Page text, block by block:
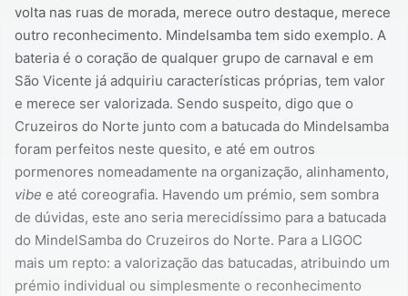
volta nas ruas de morada, merece outro destaque, merece
outro reconhecimento. Mindelsamba tem sido exemplo. A
bateria é o coração de qualquer grupo de carnaval e em
São Vicente já adquiriu características próprias, tem valor
e merece ser valorizada. Sendo suspeito, digo que o
Cruzeiros do Norte junto com a batucada do Mindelsamba
foram perfeitos neste quesito, e até em outros
pormenores nomeadamente na organização, alinhamento,
vibe e até coreografia. Havendo um prémio, sem sombra
de dúvidas, este ano seria merecidíssimo para a batucada
do MindelSamba do Cruzeiros do Norte. Para a LIGOC
mais um repto: a valorização das batucadas, atribuindo um
prémio individual ou simplesmente o reconhecimento